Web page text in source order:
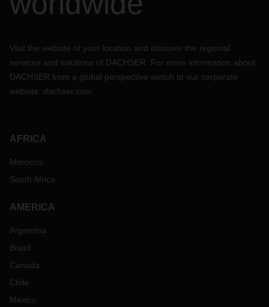
Visit the website of your location and discover the regional
services and solutions of DACHSER. For more information about
DACHSER from a global perspective switch to our corporate
website: dachser.com
AFRICA
Morocco
South Africa
AMERICA
Argentina
Brazil
Canada
Chile
Mexico